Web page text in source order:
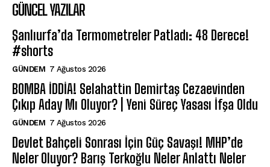
GÜNCEL YAZILAR
Şanlıurfa’da Termometreler Patladı: 48 Derece!
#shorts
GÜNDEM 7 Ağustos 2026
BOMBA İDDİA! Selahattin Demirtaş Cezaevinden
Çıkıp Aday Mı Oluyor? | Yeni Süreç Yasası İfşa Oldu
GÜNDEM 7 Ağustos 2026
Devlet Bahçeli Sonrası İçin Güç Savaşı! MHP’de
Neler Oluyor? Barış Terkoğlu Neler Anlattı Neler